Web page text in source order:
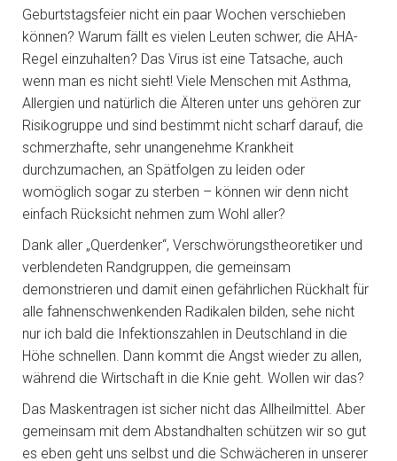
Geburtstagsfeier nicht ein paar Wochen verschieben
können? Warum fällt es vielen Leuten schwer, die AHA-
Regel einzuhalten? Das Virus ist eine Tatsache, auch
wenn man es nicht sieht! Viele Menschen mit Asthma,
Allergien und natürlich die Älteren unter uns gehören zur
Risikogruppe und sind bestimmt nicht scharf darauf, die
schmerzhafte, sehr unangenehme Krankheit
durchzumachen, an Spätfolgen zu leiden oder
womöglich sogar zu sterben – können wir denn nicht
einfach Rücksicht nehmen zum Wohl aller?
Dank aller „Querdenker“, Verschwörungstheoretiker und
verblendeten Randgruppen, die gemeinsam
demonstrieren und damit einen gefährlichen Rückhalt für
alle fahnenschwenkenden Radikalen bilden, sehe nicht
nur ich bald die Infektionszahlen in Deutschland in die
Höhe schnellen. Dann kommt die Angst wieder zu allen,
während die Wirtschaft in die Knie geht. Wollen wir das?
Das Maskentragen ist sicher nicht das Allheilmittel. Aber
gemeinsam mit dem Abstandhalten schützen wir so gut
es eben geht uns selbst und die Schwächeren in unserer